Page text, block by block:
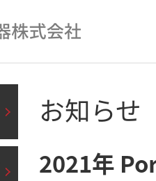
お知らせ
2021年